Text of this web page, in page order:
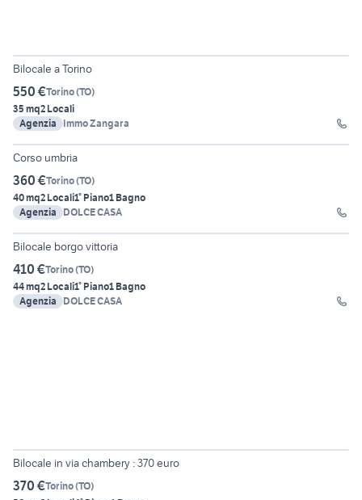
Bilocale a Torino
550 €Torino(TO)
35 mq2 Locali
Agenzia
Immo Zangara
Corso umbria
360 €Torino(TO)
40 mq2 Locali1° Piano1 Bagno
Agenzia
DOLCE CASA
Bilocale borgo vittoria
410 €Torino(TO)
44 mq2 Locali1° Piano1 Bagno
Agenzia
DOLCE CASA
Bilocale in via chambery : 370 euro
370 €Torino(TO)